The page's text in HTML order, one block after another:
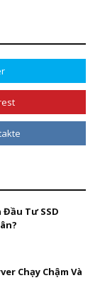
Đầu Tư SSD
Chạy Chậm Và